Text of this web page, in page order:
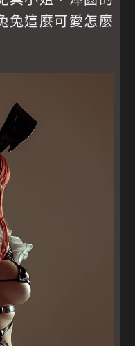
兔這麼可愛怎麼